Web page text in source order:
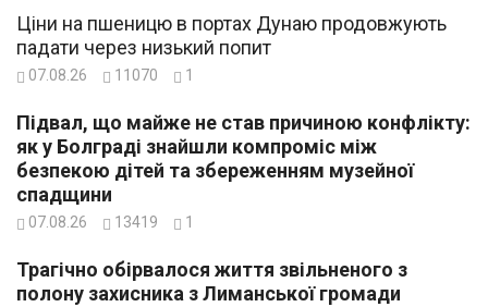
Ціни на пшеницю в портах Дунаю продовжують
падати через низький попит
07.08.26 11070 1
Підвал, що майже не став причиною конфлікту:
як у Болграді знайшли компроміс між
безпекою дітей та збереженням музейної
спадщини
07.08.26 13419 1
Трагічно обірвалося життя звільненого з
полону захисника з Лиманської громади